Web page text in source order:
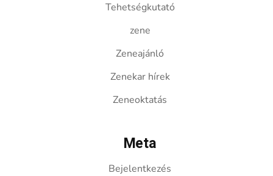
Tehetségkutató
zene
Zeneajánló
Zenekar hírek
Zeneoktatás
Meta
Bejelentkezés